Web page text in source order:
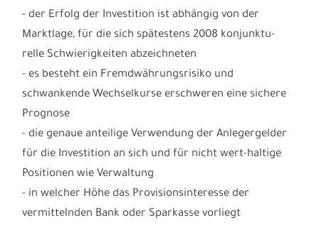
- der Erfolg der Investition ist abhängig von der
Marktlage, für die sich spätestens 2008 konjunktu-
relle Schwierigkeiten abzeichneten
- es besteht ein Fremdwährungsrisiko und
schwankende Wechselkurse erschweren eine sichere
Prognose
- die genaue anteilige Verwendung der Anlegergelder
für die Investition an sich und für nicht wert-haltige
Positionen wie Verwaltung
- in welcher Höhe das Provisionsinteresse der
vermittelnden Bank oder Sparkasse vorliegt